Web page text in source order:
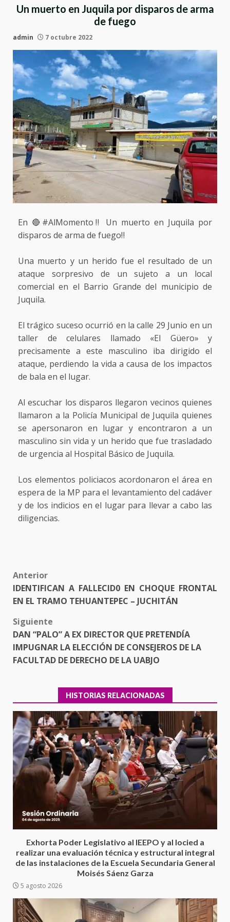
Un muerto en Juquila por disparos de arma
de fuego
admin 7 octubre 2022
En 🔴#AlMomento‼️ Un muerto en Juquila por
disparos de arma de fuego‼️
Una muerto y un herido fue el resultado de un
ataque sorpresivo de un sujeto a un local
comercial en el Barrio Grande del municipio de
Juquila.
El trágico suceso ocurrió en la calle 29 Junio en un
taller de celulares llamado «El Güero» y
precisamente a este masculino iba dirigido el
ataque, perdiendo la vida a causa de los impactos
de bala en el lugar.
Al escuchar los disparos llegaron vecinos quienes
llamaron a la Policía Municipal de Juquila quienes
se apersonaron en lugar y encontraron a un
masculino sin vida y un herido que fue trasladado
de urgencia al Hospital Básico de Juquila.
Los elementos policiacos acordonaron el área en
espera de la MP para el levantamiento del cadáver
y de los indicios en el lugar para llevar a cabo las
diligencias.
Post
navigation
Anterior
IDENTIFICAN A FALLECID0 EN CHOQUE FRONTAL
EN EL TRAMO TEHUANTEPEC – JUCHITÁN
Siguiente
DAN “PALO” A EX DIRECTOR QUE PRETENDÍA
IMPUGNAR LA ELECCIÓN DE CONSEJEROS DE LA
FACULTAD DE DERECHO DE LA UABJO
HISTORIAS RELACIONADAS
Exhorta Poder Legislativo al IEEPO y al Iocied a
realizar una evaluación técnica y estructural integral
de las instalaciones de la Escuela Secundaria General
Moisés Sáenz Garza
5 agosto 2026
3
Encuentro de Ariadna Montiel
con el Gobernador Salomón Jara
Cruz reafirma la consolidación
de la transformación en
territorio oaxaqueño
30 julio 2026
4
Juan Mazatlán
20 julio 2026